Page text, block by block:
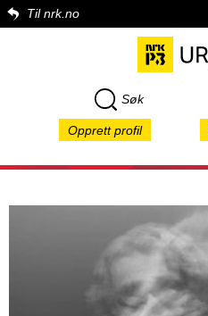
Til nrk.no
Søk
Opprett profil